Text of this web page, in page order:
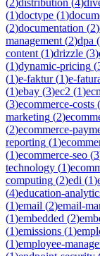
(1)doctype (1)
(2)documentation (2)
management (2)dpa (
content (1)drizzle (3)
(1)dynamic-pricing (
(1)e-faktur(1)e-
(1)ebay (3)ec2 (1)
(3)ecommerce-costs (
marketing (2)
(2)ecommerce-
reporting (1)
(1)ecommerce-seo (3
technology (1)
computing (2)edi (1)
(4)education-
(1)email (2)email-
(1)embedded (2)
(1)emissions (1)
(1)employee-